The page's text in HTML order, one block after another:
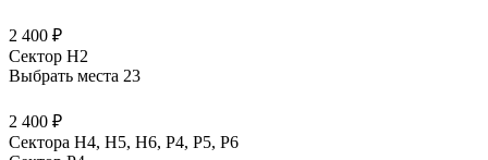
2 400 ₽
Сектор H2
Выбрать места 23
2 400 ₽
Сектора Н4, Н5, Н6, Р4, Р5, Р6